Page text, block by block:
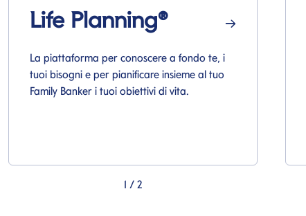
Life Planning®
Si apre in una nuova pagina
La piattaforma per conoscere a fondo te, i
tuoi bisogni e per pianificare insieme al tuo
Family Banker i tuoi obiettivi di vita.
1 / 2